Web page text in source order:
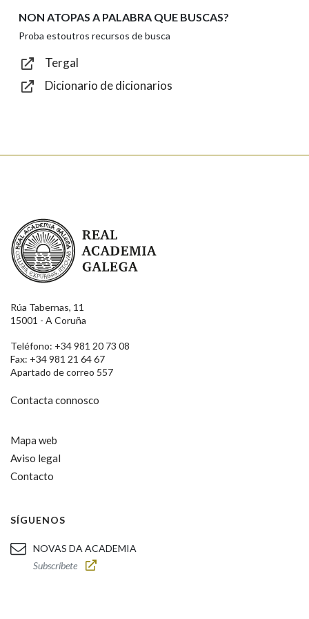
Texto de verificación
NON ATOPAS A PALABRA QUE BUSCAS?
Proba estoutros recursos de busca
Tergal
Dicionario de dicionarios
Real Academia Galega
Rúa Tabernas, 11
15001 - A Coruña
Teléfono: +34 981 20 73 08
Fax: +34 981 21 64 67
Apartado de correo 557
Contacta connosco
Mapa web
Aviso legal
Contacto
SÍGUENOS
NOVAS DA ACADEMIA
Subscríbete